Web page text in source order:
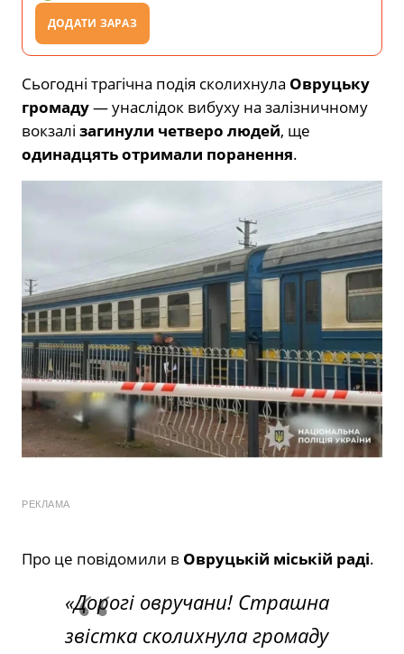
ДОДАТИ ЗАРАЗ
Сьогодні трагічна подія сколихнула Овруцьку
громаду— унаслідок вибуху на залізничному
вокзалі загинули четверо людей, ще
одинадцять отримали поранення.
РЕКЛАМА
Про це повідомили в Овруцькій міській раді.
«Дорогі овручани! Страшна
звістка сколихнула громаду